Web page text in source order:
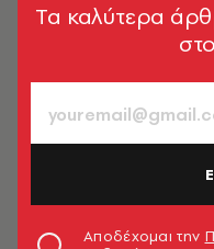
Tα καλύτερα
Αποδέχομαι την